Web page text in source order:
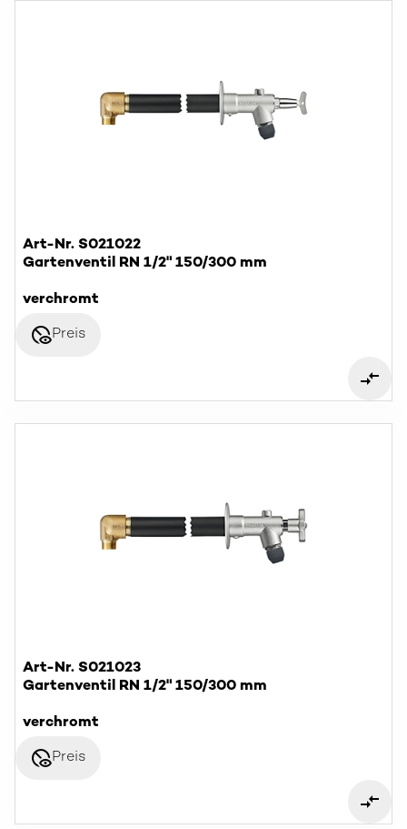
Art-Nr. S021022
Gartenventil RN 1/2" 150/300 mm
verchromt
disabled_visiblePreis
Art-Nr. S021023
Gartenventil RN 1/2" 150/300 mm
verchromt
disabled_visiblePreis